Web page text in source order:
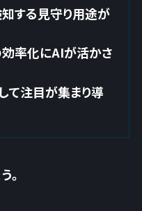
する見守り用途が
率化にAIが活かさ
て注目が集まり導
。